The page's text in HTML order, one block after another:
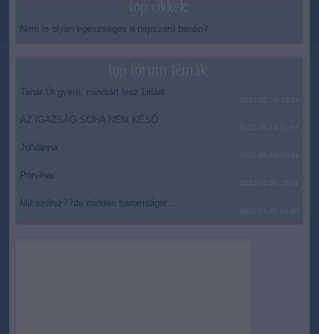
Nem is olyan egészséges a népszerű banán?
Tanár Úr gyere, mindjárt lesz Lillád!
AZ IGAZSÁG SOHA NEM KÉSŐ
JólVanna
Porvihar
Mit szólsz? Ide minden baromságot...